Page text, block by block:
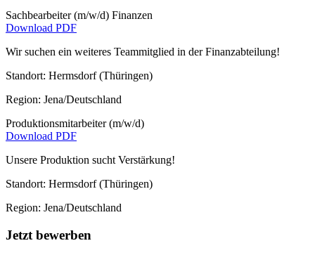
Sachbearbeiter (m/w/d) Finanzen
Download PDF
Wir suchen ein weiteres Teammitglied in der Finanzabteilung!
Standort: Hermsdorf (Thüringen)
Region: Jena/Deutschland
Produktionsmitarbeiter (m/w/d)
Download PDF
Unsere Produktion sucht Verstärkung!
Standort: Hermsdorf (Thüringen)
Region: Jena/Deutschland
Jetzt bewerben